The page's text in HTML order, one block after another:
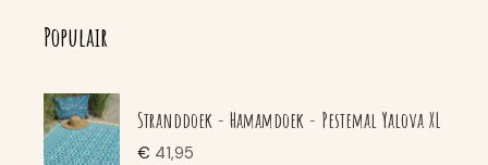
Populair
Stranddoek - Hamamdoek - Pestemal Yalova XL
€ 41,95